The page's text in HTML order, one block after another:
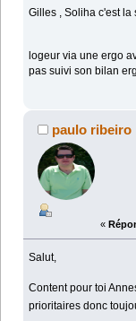
Gilles , Soliha c'est
logeur via une ergo
pas suivi son bilan
paulo ribeiro
«
Salut,
Content pour toi
prioritaires donc